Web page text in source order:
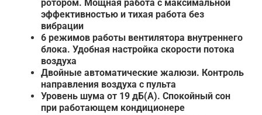
ротором. Мощная работа с максимальной
эффективностью и тихая работа без
вибрации
6 режимов работы вентилятора внутреннего
блока. Удобная настройка скорости потока
воздуха
Двойные автоматические жалюзи. Контроль
направления воздуха с пульта
Уровень шума от 19 дБ(А). Спокойный сон
при работающем кондиционере